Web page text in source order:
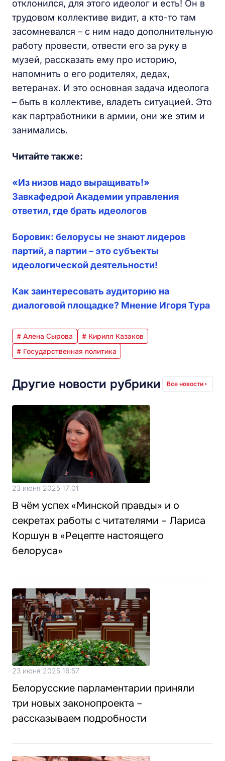
отклонился, для этого идеолог и есть! Он в
трудовом коллективе видит, а кто-то там
засомневался – с ним надо дополнительную
работу провести, отвести его за руку в
музей, рассказать ему про историю,
напомнить о его родителях, дедах,
ветеранах. И это основная задача идеолога
– быть в коллективе, владеть ситуацией. Это
как партработники в армии, они же этим и
занимались.
Читайте также:
«Из низов надо выращивать!»
Завкафедрой Академии управления
ответил, где брать идеологов
Боровик: белорусы не знают лидеров
партий, а партии – это субъекты
идеологической деятельности!
Как заинтересовать аудиторию на
диалоговой площадке? Мнение Игоря Тура
# Алена Сырова
# Кирилл Казаков
# Государственная политика
Другие новости рубрики Все новости
23 июня 2025 17:01
В чём успех «Минской правды» и о
секретах работы с читателями – Лариса
Коршун в «Рецепте настоящего
белоруса»
23 июня 2025 16:57
Белорусские парламентарии приняли
три новых законопроекта –
рассказываем подробности